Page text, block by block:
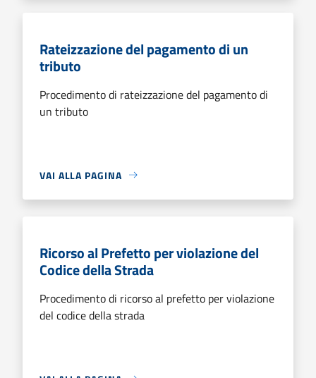
Rateizzazione del pagamento di un
tributo
Procedimento di rateizzazione del pagamento di
un tributo
VAI ALLA PAGINA
Ricorso al Prefetto per violazione del
Codice della Strada
Procedimento di ricorso al prefetto per violazione
del codice della strada